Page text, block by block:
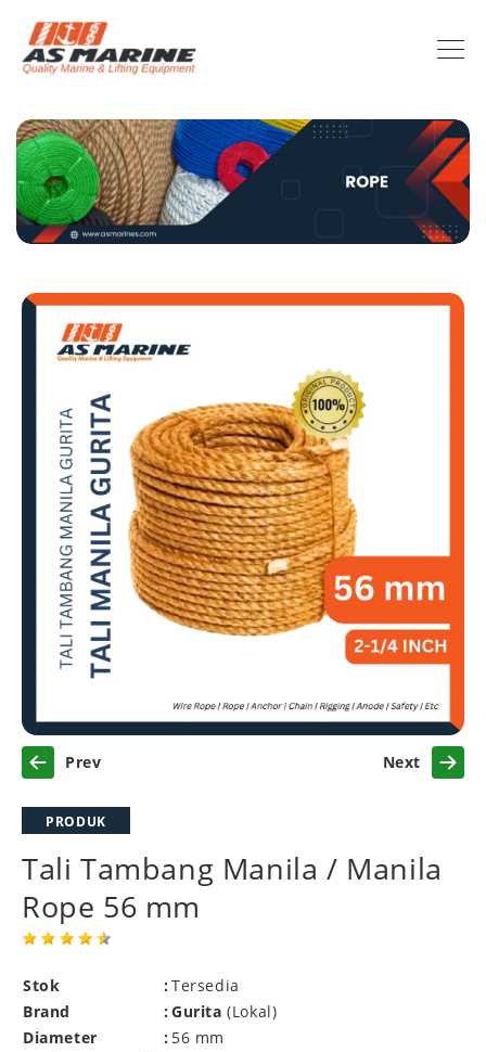
Previous Next
PRODUK
Tali Tambang Manila / Manila
Rope 56 mm
Stok : Tersedia
Brand
: Gurita (Lokal)
Diameter
: 56 mm